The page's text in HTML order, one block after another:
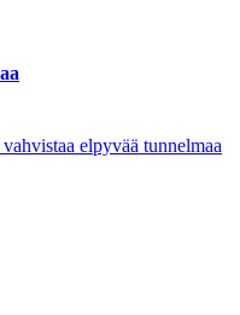
elpyvää tunnelmaa